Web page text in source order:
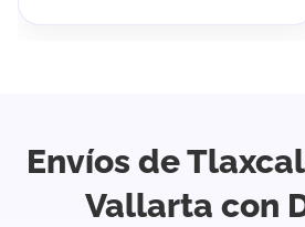
Envíos de
Vallarta con